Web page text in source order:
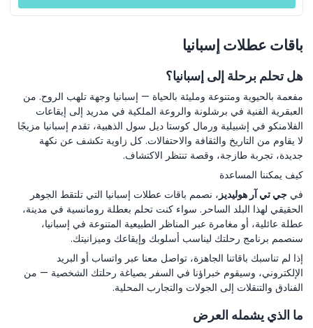
باقات عطلات إسبانيا
هل تحلم برحلة إلى إسبانيا؟
مفعمة بالحيوية ومتنوعة ومليئة بالحياة — إسبانيا وجهة تلهب الروح. من
العبقرية الفنية في برشلونة والروعة الملكية في مدريد إلى إيقاعات
الفلامنكو في إشبيلية ورمال كوستا ديل سول الذهبية، تقدم إسبانيا مزيجًا
لا يقاوم من التاريخ والثقافة والاحتفالات. كل زاوية تكشف عن نكهة
جديدة، تجربة طازجة، وقصة تنتظر الاكتشاف.
كيف يمكننا المساعدة
في جي تي آر هوليديز ، نصمم باقات عطلات إسبانيا التي تلتقط الجوهر
الحقيقي لهذا البلد الساحر. سواء كنت تحلم بعطلة رومانسية في مدينة،
عطلة عائلية، أو مغامرة عبر المناظر الطبيعية المتنوعة في إسبانيا،
سنصمم برنامج رحلتك ليناسب أسلوبك وإيقاعك وميزانيتك.
إذا لم تناسبك باقاتنا الجاهزة، تواصل معنا عبر واتساب أو البريد
الإلكتروني، وسيقوم خبراؤنا في السفر بصياغة رحلتك الشخصية — من
الفنادق والتنقلات إلى الجولات والتجارب المحلية.
ما الذي يشمله العرض